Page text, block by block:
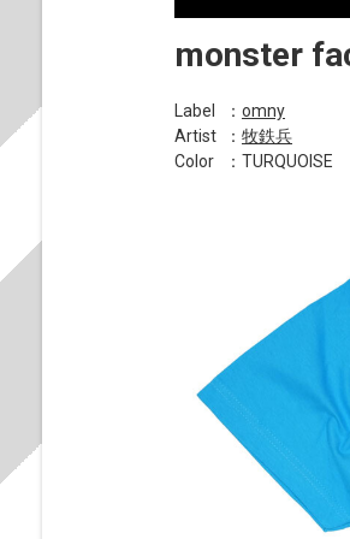
monster
Label ： omny
Artist
： 牧鉄兵
Color
：TURQUOISE